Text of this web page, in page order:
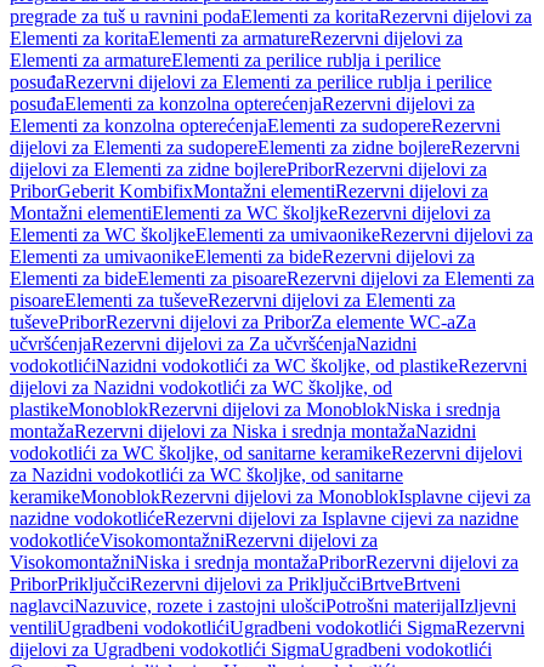
pregrade za tuš u ravnini podaElementi za koritaRezervni dijelovi za
Elementi za koritaElementi za armatureRezervni dijelovi za
Elementi za armatureElementi za perilice rublja i perilice
posuđaRezervni dijelovi za Elementi za perilice rublja i perilice
posuđaElementi za konzolna opterećenjaRezervni dijelovi za
Elementi za konzolna opterećenjaElementi za sudopereRezervni
dijelovi za Elementi za sudopereElementi za zidne bojlereRezervni
dijelovi za Elementi za zidne bojlerePriborRezervni dijelovi za
PriborGeberit KombifixMontažni elementiRezervni dijelovi za
Montažni elementiElementi za WC školjkeRezervni dijelovi za
Elementi za WC školjkeElementi za umivaonikeRezervni dijelovi za
Elementi za umivaonikeElementi za bideRezervni dijelovi za
Elementi za bideElementi za pisoareRezervni dijelovi za Elementi za
pisoareElementi za tuševeRezervni dijelovi za Elementi za
tuševePriborRezervni dijelovi za PriborZa elemente WC-aZa
učvršćenjaRezervni dijelovi za Za učvršćenjaNazidni
vodokotlićiNazidni vodokotlići za WC školjke, od plastikeRezervni
dijelovi za Nazidni vodokotlići za WC školjke, od
plastikeMonoblokRezervni dijelovi za MonoblokNiska i srednja
montažaRezervni dijelovi za Niska i srednja montažaNazidni
vodokotlići za WC školjke, od sanitarne keramikeRezervni dijelovi
za Nazidni vodokotlići za WC školjke, od sanitarne
keramikeMonoblokRezervni dijelovi za MonoblokIsplavne cijevi za
nazidne vodokotlićeRezervni dijelovi za Isplavne cijevi za nazidne
vodokotlićeVisokomontažniRezervni dijelovi za
VisokomontažniNiska i srednja montažaPriborRezervni dijelovi za
PriborPriključciRezervni dijelovi za PriključciBrtveBrtveni
naglavciNazuvice, rozete i zastojni ulošciPotrošni materijalIzljevni
ventiliUgradbeni vodokotlićiUgradbeni vodokotlići SigmaRezervni
dijelovi za Ugradbeni vodokotlići SigmaUgradbeni vodokotlići